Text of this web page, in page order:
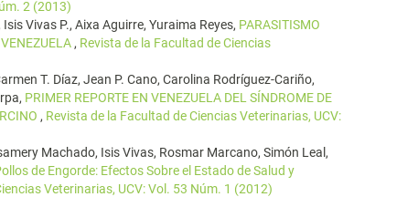
2 (2013)
Vivas P., Aixa Aguirre, Yuraima Reyes, PARASITISMO
, Revista de la Facultad de Ciencias
T. Díaz, Jean P. Cano, Carolina Rodríguez-Cariño,
PRIMER REPORTE EN VENEZUELA DEL SÍNDROME DE
, Revista de la Facultad de Ciencias Veterinarias, UCV:
Machado, Isis Vivas, Rosmar Marcano, Simón Leal,
de Engorde: Efectos Sobre el Estado de Salud y
Veterinarias, UCV: Vol. 53 Núm. 1 (2012)